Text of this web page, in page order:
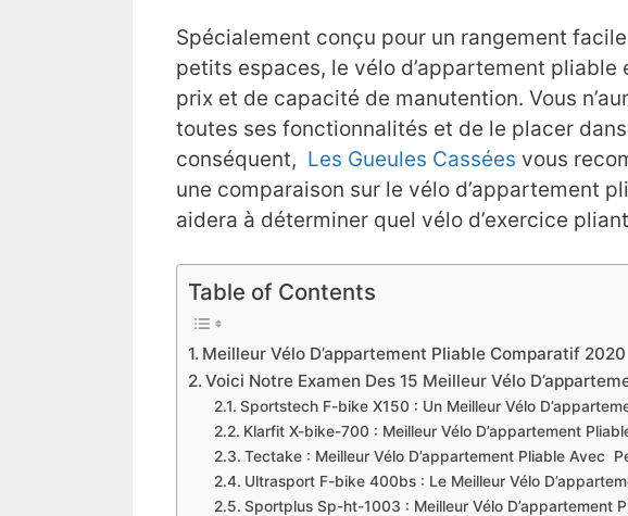
Spécialement conçu pour un rangement
petits espaces, le vélo d’appartement
prix et de capacité de manutention. Vous
toutes ses fonctionnalités et de le placer
conséquent, Les Gueules Cassées vous
une comparaison sur le vélo d’appartement
aidera à déterminer quel vélo d’exercice
Table of Contents
​Meilleur Vélo D’appartement Pliable Comparatif 2020
​Voici Notre Examen Des 15 Meilleur Vélo
​Sportstech F-bike X150 : Un Meilleur Vélo
​Klarfit X-bike-700 : Meilleur Vélo D’appartement
​​Tectake : Meilleur Vélo D’appartement Pliable Avec
​​Ultrasport F-bike 400bs : Le Meilleur Vélo
​​Sportplus Sp-ht-1003 : Meilleur Vélo D’appartement